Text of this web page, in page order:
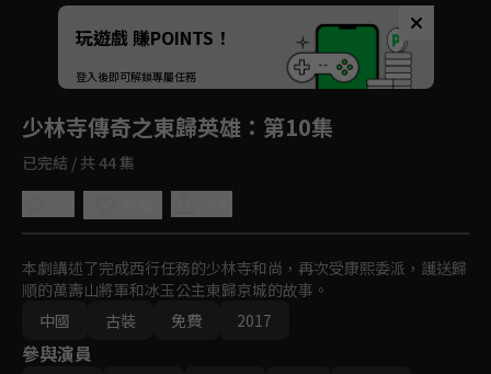
Unmute
如有不便請見諒
玩遊戲 賺POINTS！
登入後即可解鎖專屬任務
少林寺傳奇之東歸英雄 ：第10集
已完結 / 共 44 集
本劇講述了完成西行任務的少林寺和尚，再次受康熙委派，護送歸
順的萬壽山將軍和冰玉公主東歸京城的故事。
中國
古裝 免費 2017
參與演員